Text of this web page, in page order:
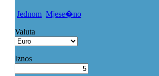
Jednom Mjese�no
Valuta
Iznos